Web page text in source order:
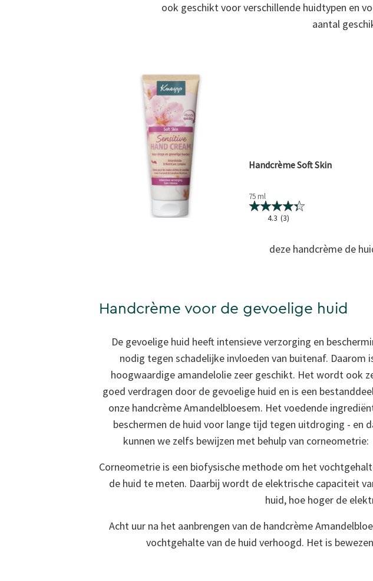
ook geschikt voor verschillende huidtypen en
aantal
Handcrème Soft Skin
75 ml
4.3 (3)
deze handcrème de
Handcrème voor de gevoelige huid
De gevoelige huid heeft intensieve verzorging en
nodig tegen schadelijke invloeden van buitenaf. Daarom
hoogwaardige amandelolie zeer geschikt. Het wordt ook
goed verdragen door de gevoelige huid en is een
onze handcrème Amandelbloesem. Het voedende
beschermen de huid voor lange tijd tegen uitdroging - en
kunnen we zelfs bewijzen met behulp van corneometrie:
Corneometrie is een biofysische methode om het
de huid te meten. Daarbij wordt de elektrische capaciteit
huid, hoe hoger de
Acht uur na het aanbrengen van de handcrème
vochtgehalte van de huid verhoogd. Het is